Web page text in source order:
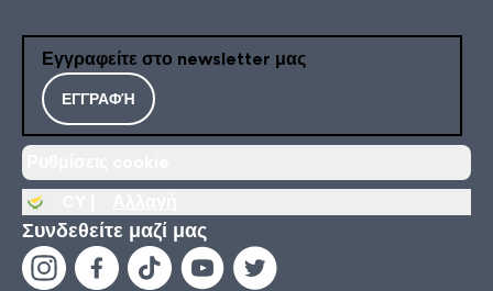
Εγγραφείτε στο newsletter μας
ΕΓΓΡΑΦΉ
Συνδεθείτε μαζί μας